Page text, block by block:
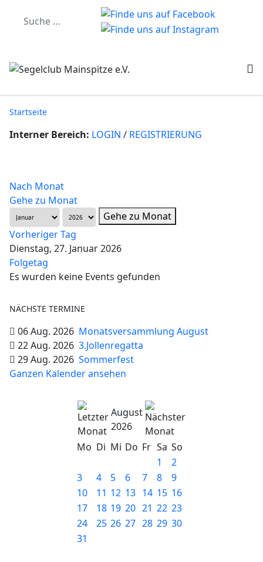
Startseite
Interner Bereich: LOGIN / REGISTRIERUNG
Nach Monat
Gehe zu Monat
Gehe zu Monat
Vorheriger Tag
Dienstag, 27. Januar 2026
Folgetag
Es wurden keine Events gefunden
NÄCHSTE TERMINE
06 Aug. 2026 Monatsversammlung August
22 Aug. 2026 3.Jollenregatta
29 Aug. 2026 Sommerfest
Ganzen Kalender ansehen
August
2026
Mo Di Mi Do Fr Sa So
1
2
3
4 5 6 7 8
9
10
11 12 13 14 15 16
17
18 19 20 21 22 23
24
25 26 27 28 29 30
31